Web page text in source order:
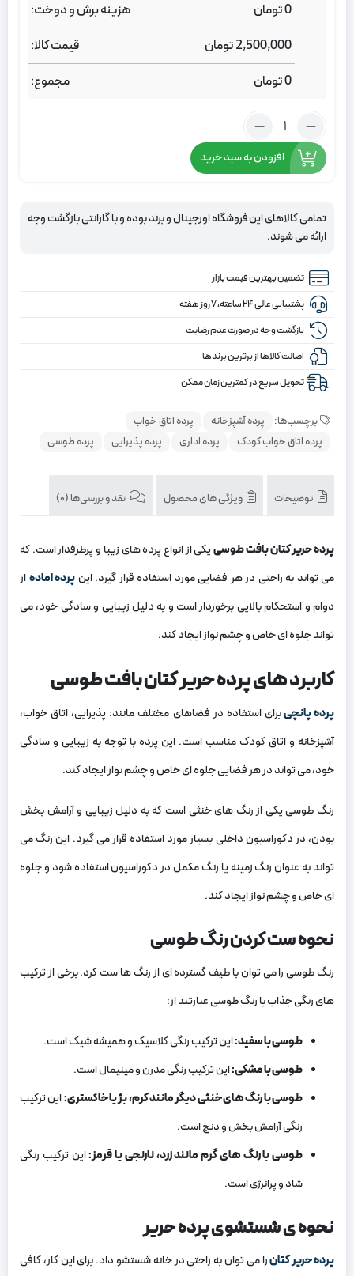
هزینه برش و دوخت: 0تومان
قیمت کالا:
2,500,000تومان
مجموع:
0تومان
تعداد:
پرده
حریر
کتان
طوسی
تیره
افزودن به سبد خرید
تمامی کالاهای این فروشگاه اورجینال و برند بوده و با گارانتی بازگشت وجه
ارائه می شوند.
تضمین بهترین قیمت بازار
پشتیبانی عالی ۲۴ ساعته، ۷ روز هفته
بازگشت وجه در صورت عدم رضایت
اصالت کالاها از برترین برندها
تحویل سریع در کمترین زمان ممکن
برچسب‌ها: پرده آشپزخانه
پرده اتاق خواب
پرده اتاق خواب کودک
پرده اداری پرده پذیرایی پرده طوسی
توضیحات ویژگی های محصول نقد و بررسی‌ها (0)
پرده حریر کتان بافت طوسییکی از انواع پرده‌ های زیبا و پرطرفدار است. که
می‌ تواند به راحتی در هر فضایی مورد استفاده قرار گیرد. این پرده امادهاز
دوام و استحکام بالایی برخوردار است و به دلیل زیبایی و سادگی خود، می‌
تواند جلوه‌ ای خاص و چشم‌ نواز ایجاد کند.
کاربرد های پرده حریر کتان بافت طوسی
پرده پانچیبرای استفاده در فضاهای مختلف مانند: پذیرایی، اتاق خواب،
آشپزخانه و اتاق کودک مناسب است. این پرده با توجه به زیبایی و سادگی
خود، می‌ تواند در هر فضایی جلوه‌ ای خاص و چشم‌ نواز ایجاد کند.
رنگ طوسی یکی از رنگ‌ های خنثی است که به دلیل زیبایی و آرامش‌ بخش
بودن، در دکوراسیون داخلی بسیار مورد استفاده قرار می‌ گیرد. این رنگ می‌
تواند به عنوان رنگ زمینه یا رنگ مکمل در دکوراسیون استفاده شود و جلوه‌
ای خاص و چشم‌ نواز ایجاد کند.
نحوه ست کردن رنگ طوسی
رنگ طوسی را می‌ توان با طیف گسترده‌ ای از رنگ‌ ها ست کرد. برخی از ترکیب‌
های رنگی جذاب با رنگ طوسی عبارتند از:
طوسی با سفید:این ترکیب رنگی کلاسیک و همیشه شیک است.
طوسی با مشکی:این ترکیب رنگی مدرن و مینیمال است.
طوسی با رنگ‌ های خنثی دیگر مانند کرم، بژ یا خاکستری:این ترکیب
رنگی آرامش‌ بخش و دنج است.
طوسی با رنگ‌ های گرم مانند زرد، نارنجی یا قرمز:این ترکیب رنگی
شاد و پرانرژی است.
نحوه‌ ی شستشوی پرده حریر
پرده حریر کتانرا می‌ توان به راحتی در خانه شستشو داد. برای این کار، کافی